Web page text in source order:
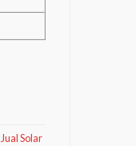
Jual Solar